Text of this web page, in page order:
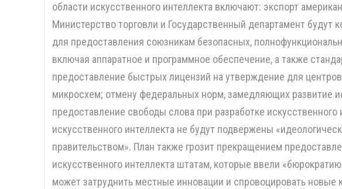
области искусственного интеллекта включают: экспорт
Министерство торговли и Государственный департамент будут
для предоставления союзникам безопасных,
включая аппаратное и программное обеспечение, а также
предоставление быстрых лицензий на утверждение для
микросхем; отмену федеральных норм, замедляющих развитие
предоставление свободы слова при разработке искусственного
искусственного интеллекта не будут подвержены
правительством». План также грозит прекращением
искусственного интеллекта штатам, которые ввели
может затруднить местные инновации и спровоцировать новые